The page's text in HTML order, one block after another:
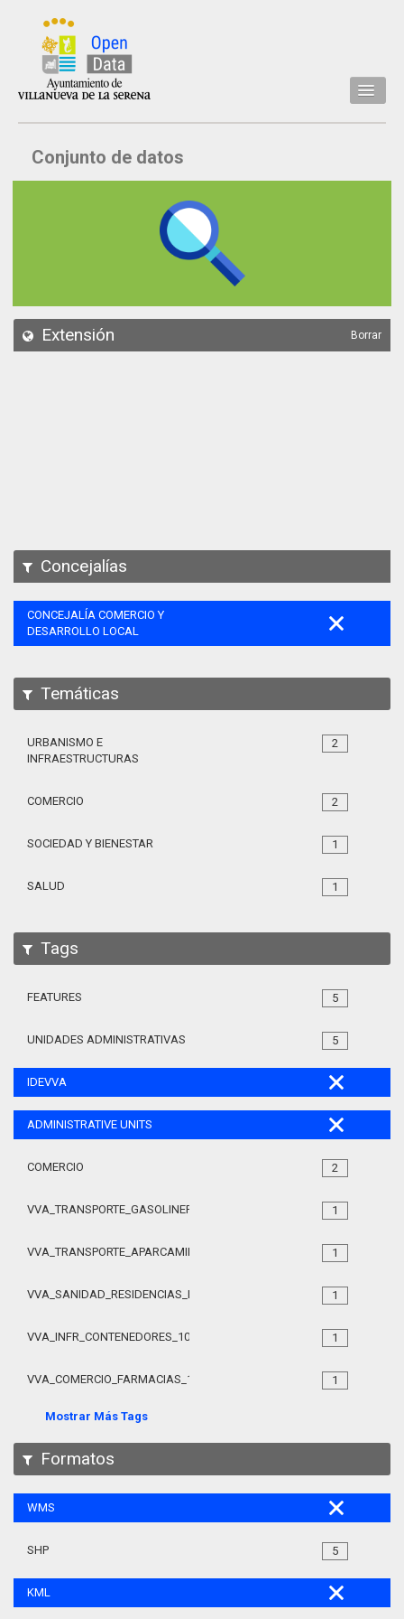
Inicio
Datos
API
Conjunto de datos
Extensión Borrar
Concejalías
CONCEJALÍA COMERCIO Y
DESARROLLO LOCAL
Temáticas
2
URBANISMO E
INFRAESTRUCTURAS
2
COMERCIO
1
SOCIEDAD Y BIENESTAR
1
SALUD
Tags
5
FEATURES
5
UNIDADES ADMINISTRATIVAS
IDEVVA
ADMINISTRATIVE UNITS
2
COMERCIO
1
VVA_TRANSPORTE_GASOLINERAS_105
1
VVA_TRANSPORTE_APARCAMIENTO_MOTOS_105
1
VVA_SANIDAD_RESIDENCIAS_MAYORES_105
1
VVA_INFR_CONTENEDORES_105
1
VVA_COMERCIO_FARMACIAS_105
Mostrar Más Tags
Formatos
WMS
5
SHP
KML